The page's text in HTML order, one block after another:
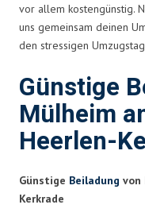
vor allem kostengünstig.
uns gemeinsam deinen
den stressigen
Günstige
Mülheim
Heerlen-
Günstige Beiladung von
Kerkrade